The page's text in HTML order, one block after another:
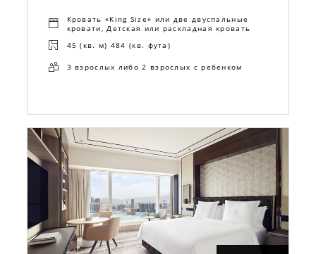
Кровать «King Size» или две двуспальные
кровати, Детская или раскладная кровать
45 (кв. м) 484 (кв. фута)
3 взрослых либо 2 взрослых с ребенком